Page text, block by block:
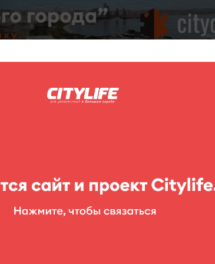
отеля Park Inn. Акцент здесь сделан на отдых для
18:00 вы можете подняться на 11 этаж одного из